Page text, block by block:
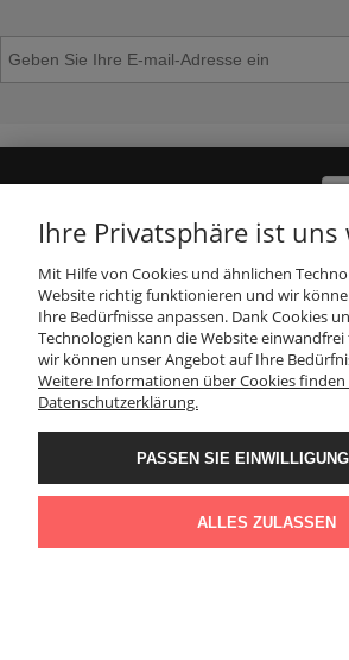
INFORMATION
KUNDENDIENST
FOLGEN SIE UNS
KONTAKT
Ihre Privatsphäre ist uns
Mit Hilfe von Cookies und ähnlichen
Website richtig funktionieren und wir
Ihre Bedürfnisse anpassen. Dank Cookies
Technologien kann die Website
wir können unser Angebot auf Ihre
Weitere Informationen über Cookies finden
Datenschutzerklärung.
PASSEN SIE
ALLES ZULASSEN